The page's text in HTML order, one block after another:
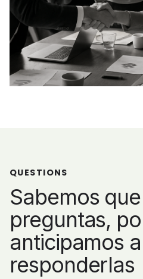
QUESTIONS
Sabemos
preguntas,
anticipamos a
responderlas